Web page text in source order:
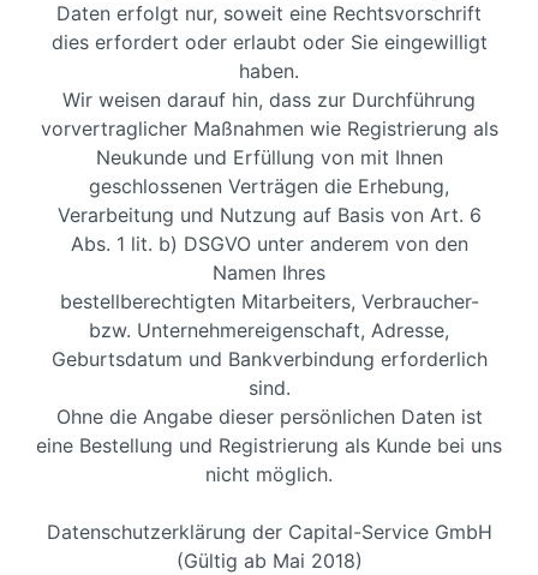
Daten erfolgt nur, soweit eine Rechtsvorschrift
dies erfordert oder erlaubt oder Sie eingewilligt
haben.
Wir weisen darauf hin, dass zur Durchführung
vorvertraglicher Maßnahmen wie Registrierung als
Neukunde und Erfüllung von mit Ihnen
geschlossenen Verträgen die Erhebung,
Verarbeitung und Nutzung auf Basis von Art. 6
Abs. 1 lit. b) DSGVO unter anderem von den
Namen Ihres
bestellberechtigten Mitarbeiters, Verbraucher-
bzw. Unternehmereigenschaft, Adresse,
Geburtsdatum und Bankverbindung erforderlich
sind.
Ohne die Angabe dieser persönlichen Daten ist
eine Bestellung und Registrierung als Kunde bei uns
nicht möglich.
Datenschutzerklärung der Capital-Service GmbH
(Gültig ab Mai 2018)